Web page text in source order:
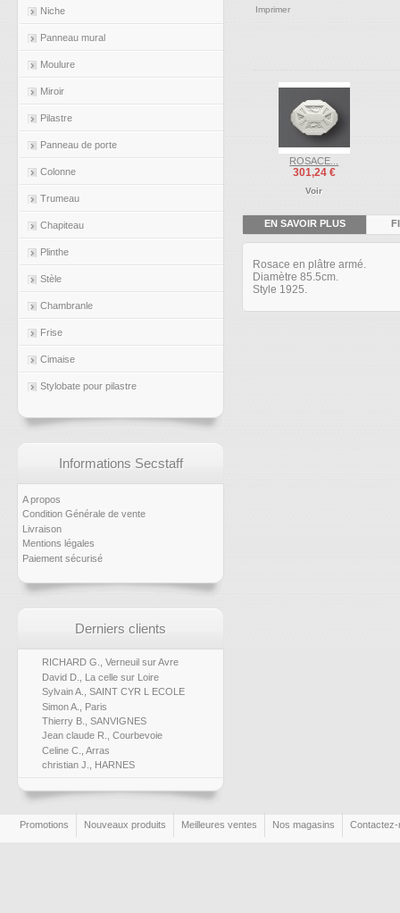
Niche
Panneau mural
Moulure
Miroir
Pilastre
Panneau de porte
Colonne
Trumeau
Chapiteau
Plinthe
Stèle
Chambranle
Frise
Cimaise
Stylobate pour pilastre
Informations Secstaff
A propos
Condition Générale de vente
Livraison
Mentions légales
Paiement sécurisé
Derniers clients
RICHARD G., Verneuil sur Avre
David D., La celle sur Loire
Sylvain A., SAINT CYR L ECOLE
Simon A., Paris
Thierry B., SANVIGNES
Jean claude R., Courbevoie
Celine C., Arras
christian J., HARNES
Imprimer
ROSACE...
301,24 €
Voir
EN SAVOIR PLUS
Rosace en plâtre armé.
Diamètre 85.5cm.
Style 1925.
Promotions Nouveaux produits Meilleures ventes Nos magasins Contactez-